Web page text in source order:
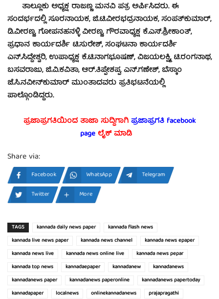
ತಾಲ್ಲೂಕು ಅಧ್ಯಕ್ಷ ರಾಜಣ್ಣ ಮನವಿ ಪತ್ರ ಅರ್ಪಿಸಿದರು. ಈ
ಸಂದರ್ಭದಲ್ಲಿ ಸೂರನಾಯಕ, ಜಿ.ಟಿ.ವೀರಭದ್ರನಾಯಕ, ಸಂಪತ್‍ಕುಮಾರ್,
ಡಿ.ವೀರಣ್ಣ, ಗೋಪನಹನಳ್ಳಿ ವೀರಣ್ಣ, ಗೌರವಾಧ್ಯಕ್ಷ ಕೆ.ಎಸ್.ಶ್ರೀಕಾಂತ್,
ಪ್ರಧಾನ ಕಾರ್ಯದರ್ಶಿ ಟಿ.ಸುರೇಶ್, ಸಂಘಟನಾ ಕಾರ್ಯದರ್ಶಿ
ಎನ್.ಸಿದ್ದೇಶ್ವರಿ, ಉಪಾಧ್ಯಕ್ಷ ಕೆ.ಟಿ.ನಾಗಭೂಷಣ್, ವಿಜಯಲಕ್ಷ್ಮಿ, ಟಿ.ರಂಗನಾಥ,
ಬಸವರಾಜು, ಜಿ.ವಿ.ಕವಿತಾ, ಆರ್.ತಿಪ್ಪೇಶಪ್ಪ, ಎನ್.ಗಣೇಶ್, ಬೆಸ್ಕಾಂ
ಜೆ.ಸಿ.ನವೀನ್‍ಕುಮಾರ್ ಮುಂತಾದವರು ಪ್ರತಿಭಟನೆಯಲ್ಲಿ
ಪಾಲ್ಗೊಂಡಿದ್ದರು.
ಪ್ರಜಾಪ್ರಗತಿಯಿಂದ ತಾಜಾ ಸುದ್ದಿಗಾಗಿಪ್ರಜಾಪ್ರಗತಿ facebook
page ಲೈಕ್ ಮಾಡಿ
Share via:
Facebook WhatsApp
Telegram
Twitter
More
TAGS kannada daily news paper
kannada flash news
kannada live news paper
kannada news channel
kannada news epaper
kannada news live
kannada news online live
kannada news pepar
kannada top news
kannadaepaper kannadanew
kannadanews
kannadanews paper
kannadanews paperonline
kannadanews papertoday
kannadapaper
localnews onlinekannadanews
prajapragathi